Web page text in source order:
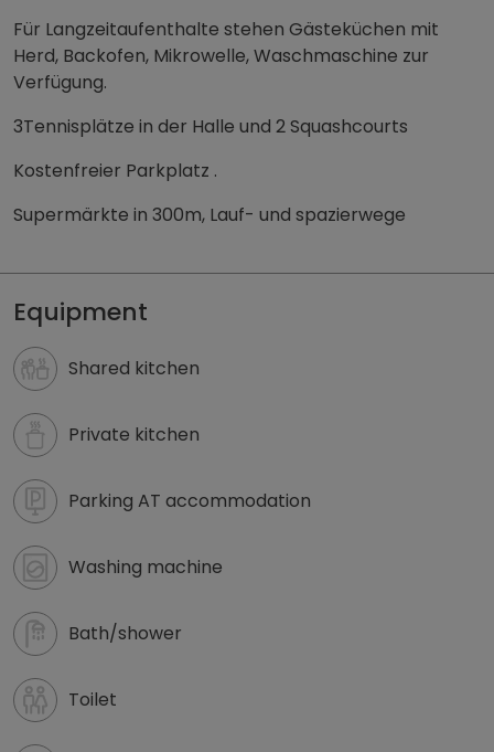
Für Langzeitaufenthalte stehen Gästeküchen mit
Herd, Backofen, Mikrowelle, Waschmaschine zur
Verfügung.
3Tennisplätze in der Halle und 2 Squashcourts
Kostenfreier Parkplatz .
Supermärkte in 300m, Lauf- und spazierwege
Equipment
Shared kitchen
Private kitchen
Parking AT accommodation
Washing machine
Bath/shower
Toilet